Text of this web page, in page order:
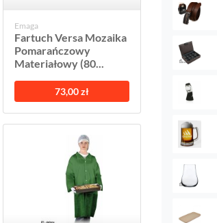
Emaga
Fartuch Versa Mozaika
Pomarańczowy
Materiałowy (80...
73,00 zł